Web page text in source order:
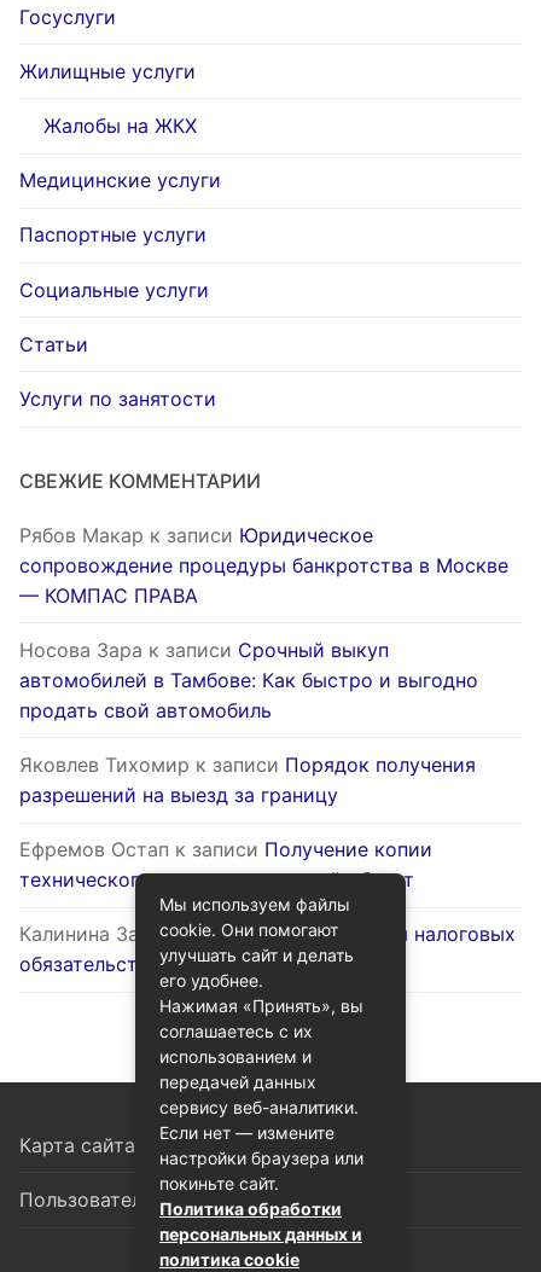
Госуслуги
Жилищные услуги
Жалобы на ЖКХ
Медицинские услуги
Паспортные услуги
Социальные услуги
Статьи
Услуги по занятости
СВЕЖИЕ КОММЕНТАРИИ
Рябов Макар к записи Юридическое
сопровождение процедуры банкротства в Москве
— КОМПАС ПРАВА
Носова Зара к записи Срочный выкуп
автомобилей в Тамбове: Как быстро и выгодно
продать свой автомобиль
Яковлев Тихомир к записи Порядок получения
разрешений на выезд за границу
Ефремов Остап к записи Получение копии
технического паспорта на жилой объект
Калинина Залинак записиОптимизация налоговых
обязательств через госуслуги
Карта сайта
Пользовательское соглашение
Мы используем файлы
cookie. Они помогают
улучшать сайт и делать
его удобнее.
Нажимая «Принять», вы
соглашаетесь с их
использованием и
передачей данных
сервису веб-аналитики.
Если нет — измените
настройки браузера или
покиньте сайт.
Политика обработки
персональных данных и
политика cookie